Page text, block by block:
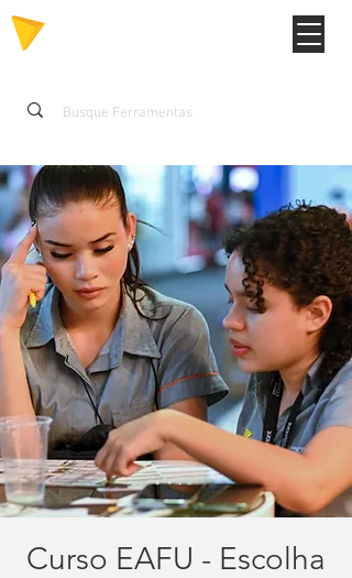
Curso EAFU - Escolha